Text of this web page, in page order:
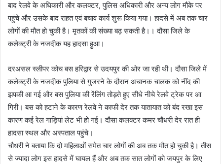
बाद रेलवे के अधिकारी और कलक्टर, पुलिस अधिकारी और अन्य लोग मौके पर
पहुंचे और उसके बाद राहत एवं बचाव कार्य शुरू किया गया। हादसे में अब तक चार
लोगों की मौत हो चुकी है। मृतकों की संख्या बढ़ सकती है।। दौसा जिले के
कलेक्ट्री के नजदीक यह हादसा हुआ।
दरअसल स्लीपर कोच बस हरिद्वार से उदयपुर की ओर जा रही थी। दौसा जिले में
कलेक्ट्री के नजदीक पुलिया से गुजरने के दौरान अचानक चालक को नींद की
झपकी आ गई और बस पुलिया की रेंलिंग तोड़ते हुए सीधे नीचे रेलवे ट्रेक पर आ
गिरी। बस को हटाने के कारण रेलवे ने काफी देर तक यातायात को बंद रखा इस
कारण कई रेल गाड़ियां लेट भी हो गई। दौसा कलक्टर कमर चौधरी देर रात ही
हादसा स्थल और अस्पताल पहुंचे।
चौधरी ने बताया कि दो महिलाओं समेत चार लोगों की अब तक मौत हो चुकी है। तीस
से ज्यादा लोग इस हादसे में घायल हैं और अब तक सात लोगों को जयपुर के लिए